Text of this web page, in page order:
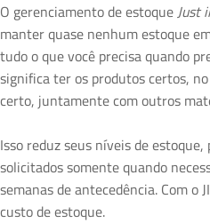
O gerenciamento de estoqueJust
manter quase nenhum estoque
tudo o que você precisa quando
significa ter os produtos certos,
certo, juntamente com outros
Isso reduz seus níveis de
solicitados somente quando
semanas de antecedência. Com o
custo de estoque.